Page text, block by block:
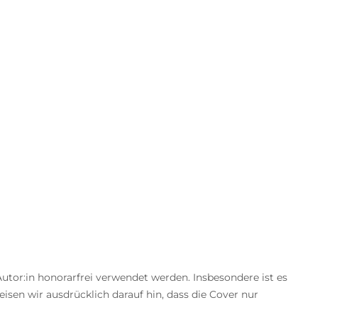
honorarfrei verwendet werden. Insbesondere ist es
wir ausdrücklich darauf hin, dass die Cover nur